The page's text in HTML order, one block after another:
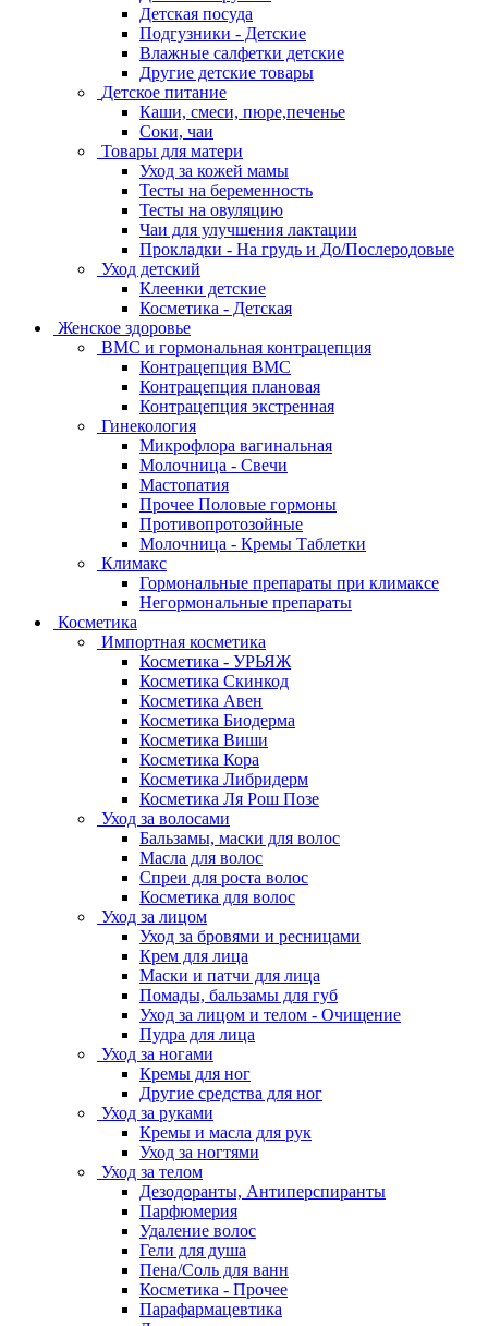
Детская посуда
Подгузники - Детские
Влажные салфетки детские
Другие детские товары
Детское питание
Каши, смеси, пюре,печенье
Соки, чаи
Товары для матери
Уход за кожей мамы
Тесты на беременность
Тесты на овуляцию
Чаи для улучшения лактации
Прокладки - На грудь и До/Послеродовые
Уход детский
Клеенки детские
Косметика - Детская
Женское здоровье
ВМС и гормональная контрацепция
Контрацепция ВМС
Контрацепция плановая
Контрацепция экстренная
Гинекология
Микрофлора вагинальная
Молочница - Свечи
Мастопатия
Прочее Половые гормоны
Противопротозойные
Молочница - Кремы Таблетки
Климакс
Гормональные препараты при климаксе
Негормональные препараты
Косметика
Импортная косметика
Косметика - УРЬЯЖ
Косметика Скинкод
Косметика Авен
Косметика Биодерма
Косметика Виши
Косметика Кора
Косметика Либридерм
Косметика Ля Рош Позе
Уход за волосами
Бальзамы, маски для волос
Масла для волос
Спреи для роста волос
Косметика для волос
Уход за лицом
Уход за бровями и ресницами
Крем для лица
Маски и патчи для лица
Помады, бальзамы для губ
Уход за лицом и телом - Очищение
Пудра для лица
Уход за ногами
Кремы для ног
Другие средства для ног
Уход за руками
Кремы и масла для рук
Уход за ногтями
Уход за телом
Дезодоранты, Антиперспиранты
Парфюмерия
Удаление волос
Гели для душа
Пена/Соль для ванн
Косметика - Прочее
Парафармацевтика